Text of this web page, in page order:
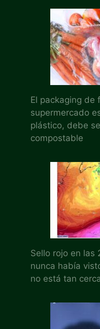
El packaging de
supermercado
plástico, debe
compostable
Sello rojo en las
nunca había
no está tan